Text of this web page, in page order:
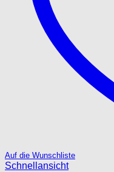
Auf die Wunschliste
Schnellansicht